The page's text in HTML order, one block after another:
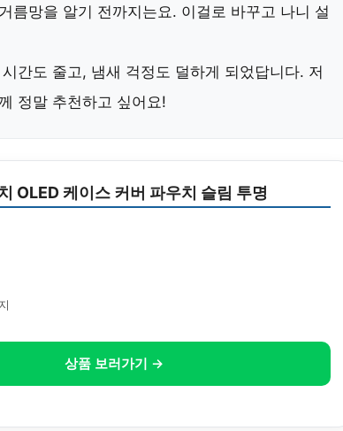
름망을 알기 전까지는요. 이걸로 바꾸고 나니 설
간도 줄고, 냄새 걱정도 덜하게 되었답니다. 저
정말 추천하고 싶어요!
OLED 케이스 커버 파우치 슬림 투명
상품 보러가기 →